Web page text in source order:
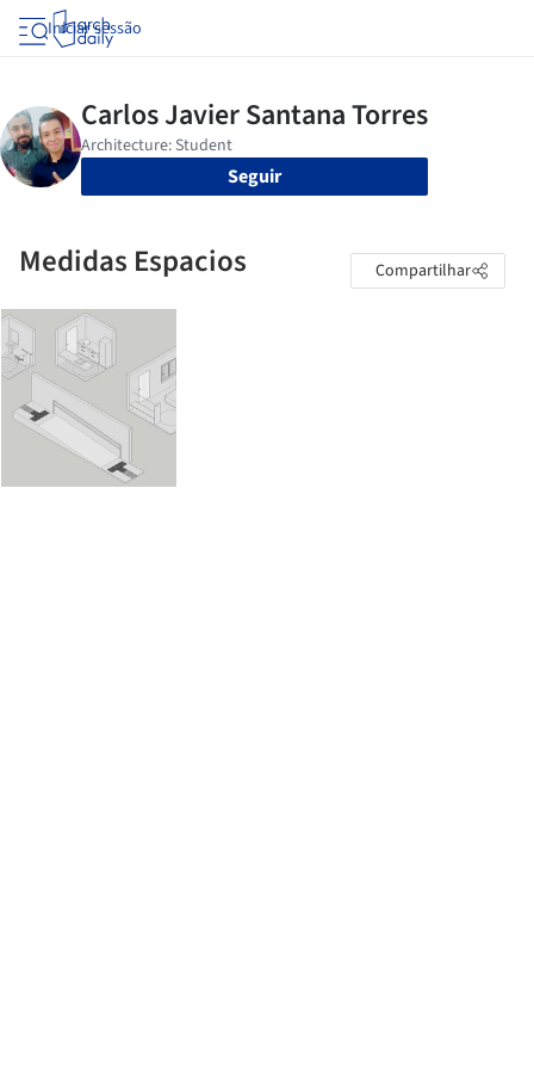
Iniciar sessão
Seguir
Medidas Espacios Compartilhar